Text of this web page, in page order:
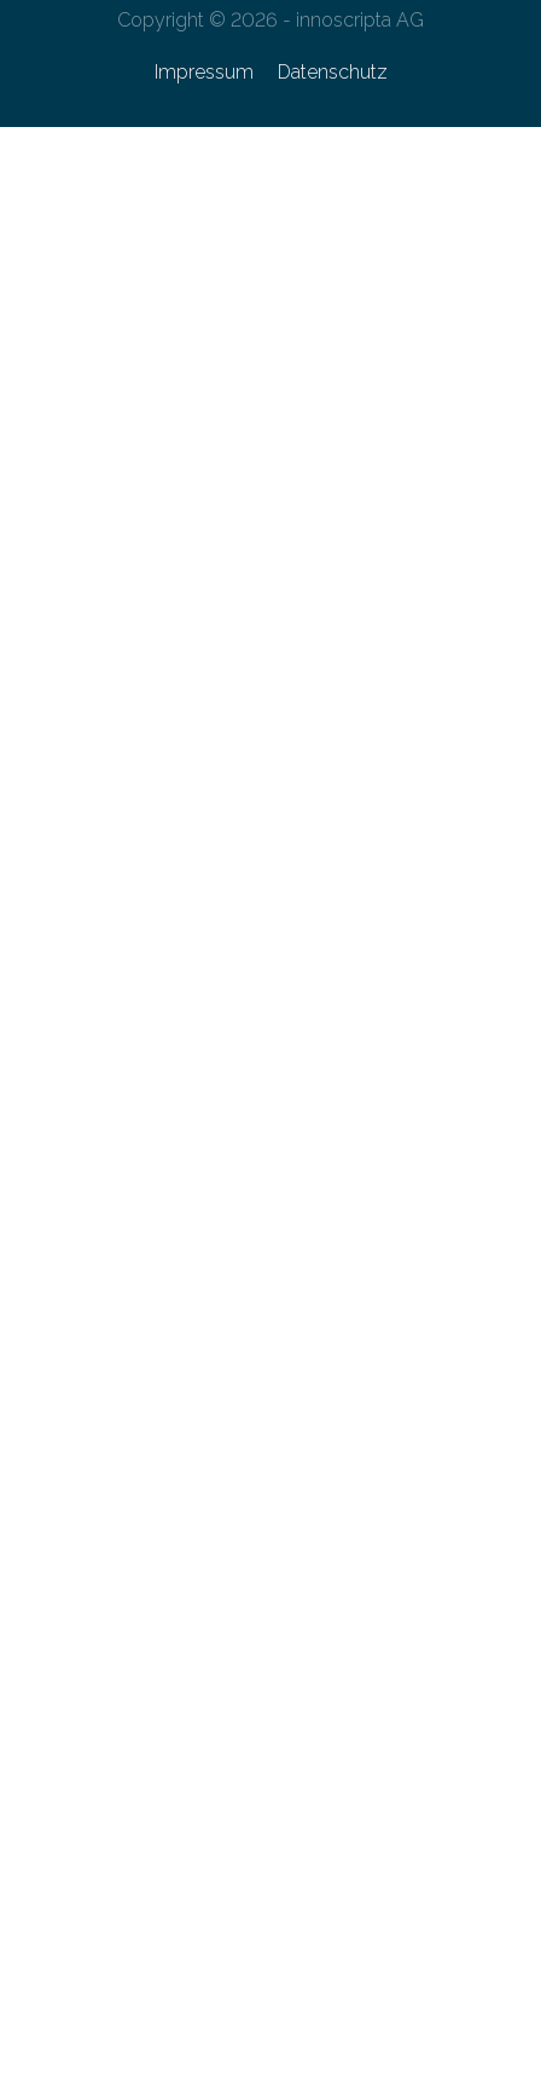
Copyright © 2026 - innoscripta AG
Impressum Datenschutz